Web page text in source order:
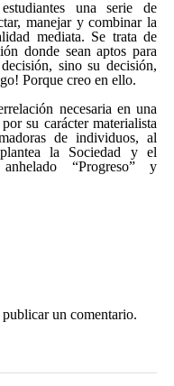
una serie de
manejar y combinar la
mediata. Se trata de
donde sean aptos para
sino su decisión,
Porque creo en ello.
necesaria en una
su carácter materialista
de individuos, al
la Sociedad y el
“Progreso” y
un comentario.